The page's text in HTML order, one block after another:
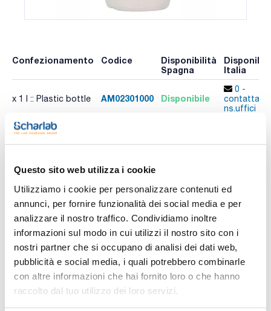
Questo sito web utilizza i cookie
Utilizziamo i cookie per personalizzare contenuti ed
annunci, per fornire funzionalità dei social media e per
analizzare il nostro traffico. Condividiamo inoltre
informazioni sul modo in cui utilizzi il nostro sito con i
nostri partner che si occupano di analisi dei dati web,
pubblicità e social media, i quali potrebbero combinarle
con altre informazioni che hai fornito loro o che hanno
raccolto dal tuo utilizzo dei loro servizi.
Confezionamento Codice
Disponibilità
Spagna
Italia
x 1 l :: Plastic bottle AM02301000 Disponibile
0 -
contatta i
ns.uffici
Caratteristiche
Capacità : x 1 l
Vedi di più
Documentazione tecnica